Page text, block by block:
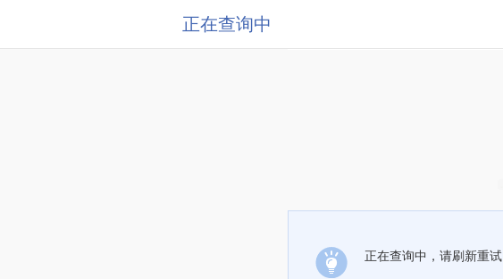
正在查询中
正在查询中，请刷新重试